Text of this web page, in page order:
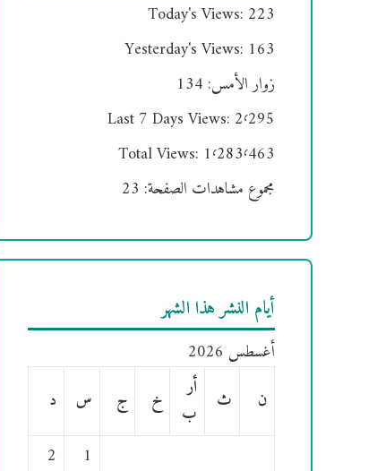
Today's Views: 223
Yesterday's Views: 163
زوار الأمس: 134
Last 7 Days Views: 2٬295
Total Views: 1٬283٬463
مجموع مشاهدات الصفحة: 23
أيام النشر هذا الشهر
أغسطس 2026
ن
ث
أر
ب
خ ج س
د
1
2